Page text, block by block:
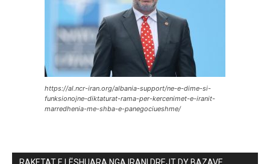
https://al.ncr-iran.org/albania-support/ne-e-dime-si-
funksionojne-diktaturat-rama-per-kercenimet-e-iranit-
marredhenia-me-shba-e-panegociueshme/